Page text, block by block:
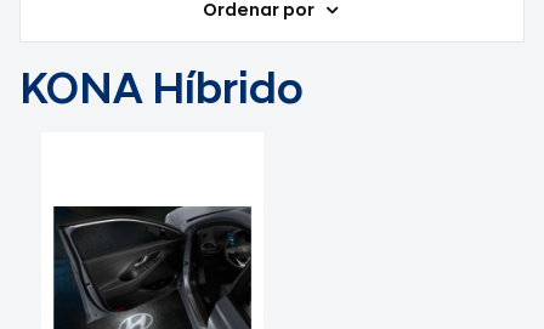
Ordenar por
KONA Híbrido